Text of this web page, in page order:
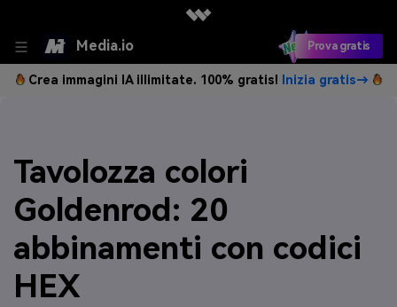
Media.io Prova gratis
Crea immagini IA illimitate. 100% gratis! Inizia gratis→
Tavolozza colori
Goldenrod: 20
abbinamenti con codici
HEX